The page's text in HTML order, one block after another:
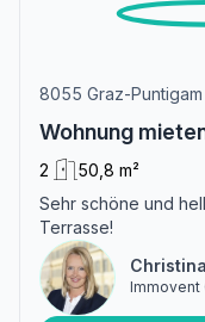
8055 Graz-Puntigam
Wohnung
2
50,8 m²
Sehr schöne und
Terrasse!
Immovent